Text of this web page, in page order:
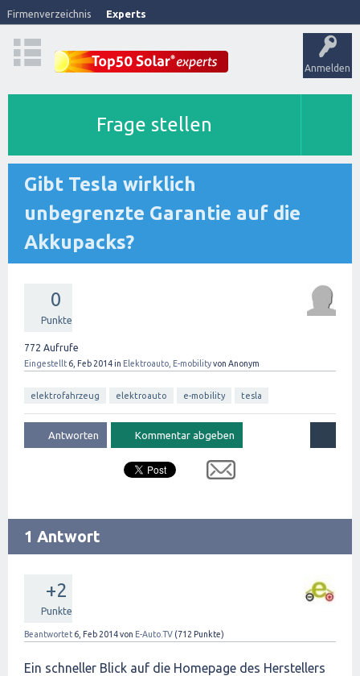
Firmenverzeichnis Experts
Anmelden
Frage stellen
Gibt Tesla wirklich
unbegrenzte Garantie auf die
Akkupacks?
0
Punkte
772 Aufrufe
Eingestellt 6, Feb 2014in Elektroauto, E-mobilityvon Anonym
elektrofahrzeug elektroauto e-mobility tesla
1 Antwort
+2
Punkte
Beantwortet 6, Feb 2014von E-Auto.TV (712 Punkte)
Ein schneller Blick auf die Homepage des Herstellers